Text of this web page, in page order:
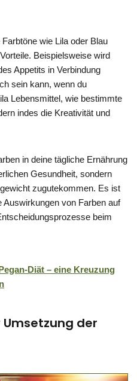
wie Lila oder Blau
Beispielsweise wird
Appetits in Verbindung
sein kann, wenn du
Lebensmittel, wie bestimmte
indes die Kreativität und
in deine tägliche Ernährung
Gesundheit, sondern
zugutekommen. Es ist
Auswirkungen von Farben auf
beim
Diät – eine Kreuzung
Umsetzung der